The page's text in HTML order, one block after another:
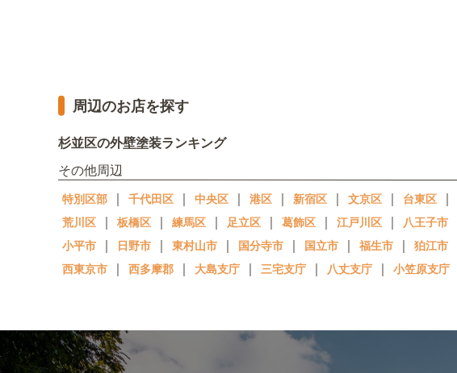
周辺のお店を探す
杉並区の外壁塗装ランキング
その他周辺
特別区部 ｜ 千代田区 ｜ 中央区 ｜ 港区 ｜ 新宿区 ｜ 文京区 ｜ 台東区 ｜
荒川区 ｜ 板橋区 ｜ 練馬区 ｜ 足立区 ｜ 葛飾区 ｜ 江戸川区 ｜ 八王子市
小平市 ｜ 日野市 ｜ 東村山市 ｜ 国分寺市 ｜ 国立市 ｜ 福生市 ｜ 狛江市
西東京市 ｜ 西多摩郡 ｜ 大島支庁 ｜ 三宅支庁 ｜ 八丈支庁 ｜ 小笠原支庁